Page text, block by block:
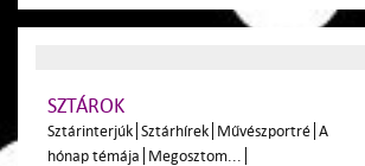
SZTÁROK
Sztárinterjúk Sztárhírek Művészportré A
hónap témája Megosztom...